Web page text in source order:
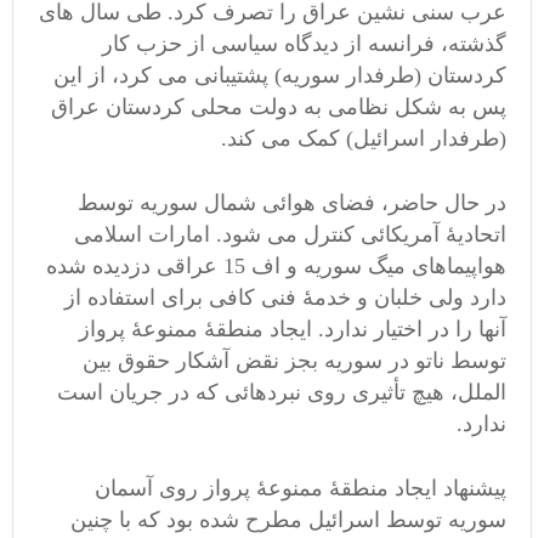
عرب سنی نشین عراق را تصرف کرد. طی سال های
گذشته، فرانسه از دیدگاه سیاسی از حزب کار
کردستان (طرفدار سوریه) پشتیبانی می کرد، از این
پس به شکل نظامی به دولت محلی کردستان عراق
(طرفدار اسرائیل) کمک می کند.
در حال حاضر، فضای هوائی شمال سوریه توسط
اتحادیۀ آمریکائی کنترل می شود. امارات اسلامی
هواپیماهای میگ سوریه و اف 15 عراقی دزدیده شده
دارد ولی خلبان و خدمۀ فنی کافی برای استفاده از
آنها را در اختیار ندارد. ایجاد منطقۀ ممنوعۀ پرواز
توسط ناتو در سوریه بجز نقض آشکار حقوق بین
الملل، هیچ تأثیری روی نبردهائی که در جریان است
ندارد.
پیشنهاد ایجاد منطقۀ ممنوعۀ پرواز روی آسمان
سوریه توسط اسرائیل مطرح شده بود که با چنین